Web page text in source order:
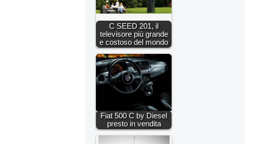
C SEED 201, il
televisore più grande
e costoso del mondo
Fiat 500 C by Diesel
presto in vendita